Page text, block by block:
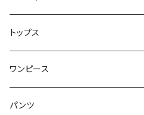
トップス
Tシャツ/カットソー
タンクトップ/キャミソール
ワンピース
ミニ/ショート
パンツ